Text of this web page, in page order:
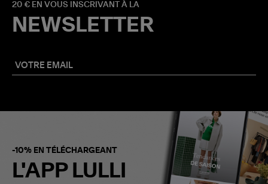
20 € EN VOUS INSCRIVANT À LA
NEWSLETTER
-10% EN TÉLÉCHARGEANT
L'APP LULLI